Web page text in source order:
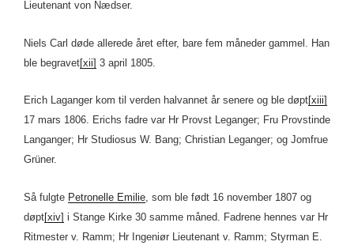
Lieutenant von Nædser.
Niels Carl døde allerede året efter, bare fem måneder gammel. Han
ble begravet[xii] 3 april 1805.
Erich Laganger kom til verden halvannet år senere og ble døpt[xiii]
17 mars 1806. Erichs fadre var Hr Provst Leganger; Fru Provstinde
Langanger; Hr Studiosus W. Bang; Christian Leganger; og Jomfrue
Grüner.
Så fulgte Petronelle Emilie , som ble født 16 november 1807 og
døpt[xiv] i Stange Kirke 30 samme måned. Fadrene hennes var Hr
Ritmester v. Ramm; Hr Ingeniør Lieutenant v. Ramm; Styrman E.